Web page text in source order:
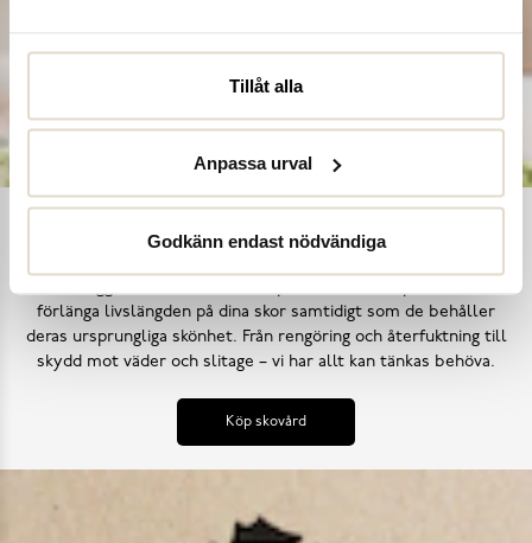
Tillåt alla
Anpassa urval
Godkänn endast nödvändiga
Ta hand om dina skor
förlänga livslängden på dina skor samtidigt som de behåller
deras ursprungliga skönhet. Från rengöring och återfuktning till
skydd mot väder och slitage – vi har allt kan tänkas behöva.
Köp skovård